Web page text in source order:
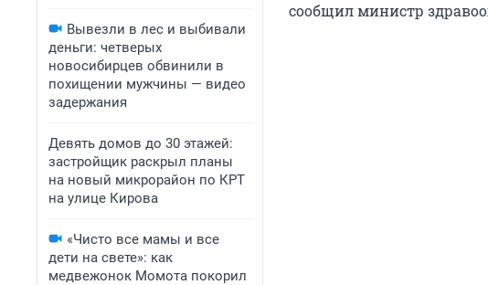
Вывезли в лес и выбивали
деньги: четверых
новосибирцев обвинили в
похищении мужчины — видео
задержания
Девять домов до 30 этажей:
застройщик раскрыл планы
на новый микрорайон по КРТ
на улице Кирова
«Чисто все мамы и все
дети на свете»: как
медвежонок Момота покорил
сообщил министр